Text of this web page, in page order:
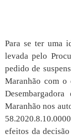
Para se ter uma
levada pelo
pedido de
Maranhão com o
Maranhão nos
efeitos da